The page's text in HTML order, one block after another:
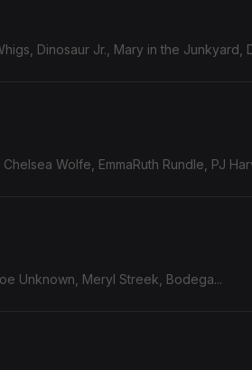
Dinosaur Jr., Mary in the Junkyard,
Wolfe, EmmaRuth Rundle, PJ
Unknown, Meryl Streek, Bodega...